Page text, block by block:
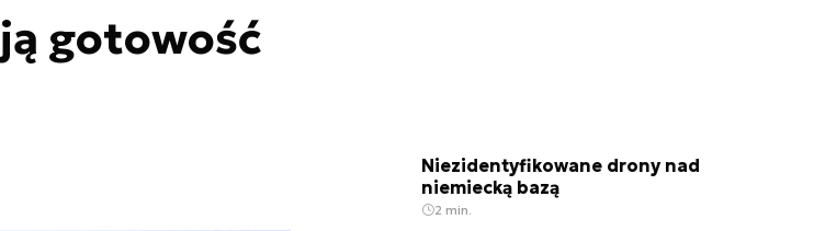
gotowość
Niezidentyfikowane drony nad
niemiecką bazą
2 min.